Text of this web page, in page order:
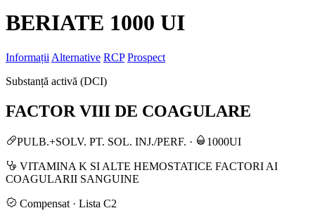
BERIATE 1000 UI
Informații Alternative RCP Prospect
Substanță activă (DCI)
FACTOR VIII DE COAGULARE
PULB.+SOLV. PT. SOL. INJ./PERF. · 1000UI
VITAMINA K SI ALTE HEMOSTATICE FACTORI AI
COAGULARII SANGUINE
Compensat · Lista C2